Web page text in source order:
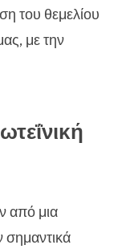
του θεμελίου
με την
από μια